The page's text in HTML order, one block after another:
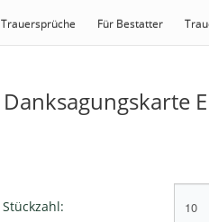
Trauersprüche Für Bestatter
Danksagungskarte
Stückzahl: